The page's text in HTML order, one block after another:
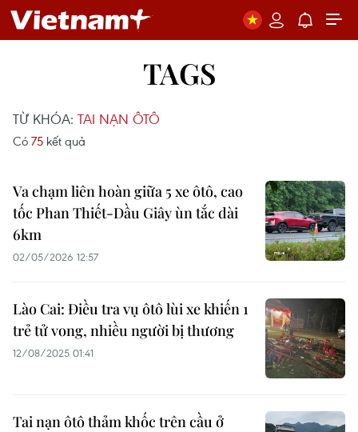
TAGS
TỪ KHÓA: TAI NẠN ÔTÔ
Có 75 kết quả
Va chạm liên hoàn giữa 5 xe ôtô, cao
tốc Phan Thiết-Dầu Giây ùn tắc dài
6km
02/05/2026 12:57
Lào Cai: Điều tra vụ ôtô lùi xe khiến 1
trẻ tử vong, nhiều người bị thương
12/08/2025 01:41
Tai nạn ôtô thảm khốc trên cầu ở